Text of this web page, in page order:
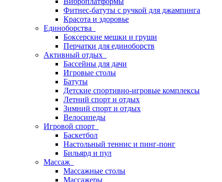
Фитнес-батуты с ручкой для джампинга
Красота и здоровье
Единоборства
Боксерские мешки и груши
Перчатки для единоборств
Активный отдых
Бассейны для дачи
Игровые столы
Батуты
Детские спортивно-игровые комплексы
Летний спорт и отдых
Зимний спорт и отдых
Велосипеды
Игровой спорт
Баскетбол
Настольный теннис и пинг-понг
Бильярд и пул
Массаж
Массажные столы
Массажеры